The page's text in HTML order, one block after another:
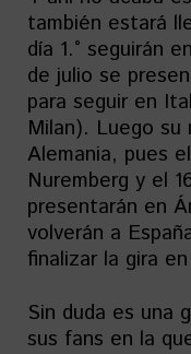
también estará
día 1.° seguirán
de julio se
para seguir en
Milan). Luego su
Alemania, pues
Nuremberg y el
presentarán en
volverán a
finalizar la gira
Sin duda es una
sus fans en la